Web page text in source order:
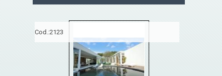
Cod.:2123